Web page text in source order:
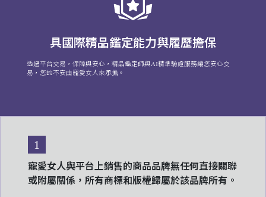
具國際精品鑑定能力與履歷擔保
透過平台交易，保障與安心，精品鑑定師與AI精準驗證服務讓您安心交
易，您的不安由寵愛女人來承擔。
1
寵愛女人與平台上銷售的商品品牌無任何直接關聯
或附屬關係，所有商標和版權歸屬於該品牌所有。